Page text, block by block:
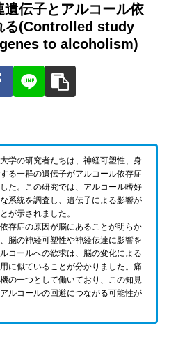
伝子とアルコール依
る(Controlled study
to alcoholism)
学の研究者たちは、神経可塑性、身
る一群の遺伝子がアルコール依存症
た。この研究では、アルコール嗜好
系統を調査し、遺伝子による影響が
が示されました。
存症の原因が脳にあることが明らか
脳の神経可塑性や神経伝達に影響を
コールへの欲求は、脳の変化による
に似ていることが分かりました。痛
の一つとして働いており、この知見
ルコールの回避につながる可能性が